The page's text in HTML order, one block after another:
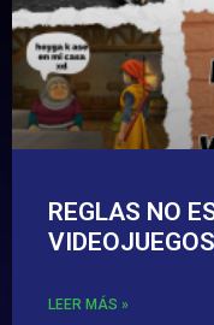
REGLAS NO
VIDEOJUEGOS
LEER MÁS »